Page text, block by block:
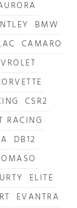
BMW
CAMARO
CSR2
RACING
DB12
ELITE
EVANTRA